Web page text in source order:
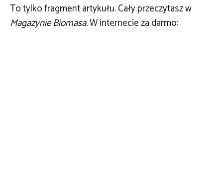
To tylko fragment artykułu. Cały przeczytasz w
Magazynie Biomasa.W internecie za darmo: